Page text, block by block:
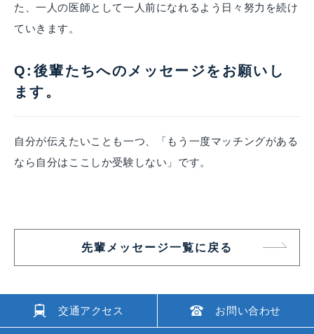
た、一人の医師として一人前になれるよう日々努力を続け
ていきます。
Q:後輩たちへのメッセージをお願いし
ます。
自分が伝えたいことも一つ、「もう一度マッチングがある
なら自分はここしか受験しない」です。
先輩メッセージ一覧に戻る
交通アクセス お問い合わせ